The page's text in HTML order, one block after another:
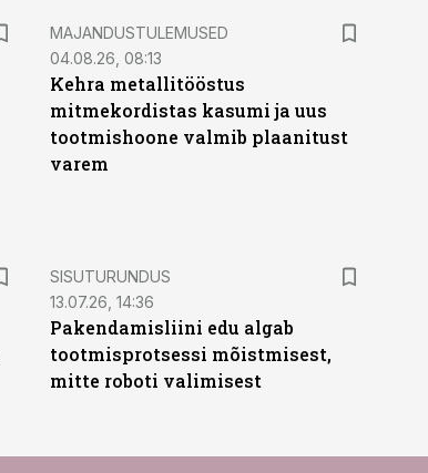
MAJANDUSTULEMUSED
04.08.26, 08:13
Kehra metallitööstus
mitmekordistas kasumi ja uus
tootmishoone valmib plaanitust
varem
ST
SISUTURUNDUS
13.07.26, 14:36
Pakendamisliini edu algab
tootmisprotsessi mõistmisest,
mitte roboti valimisest